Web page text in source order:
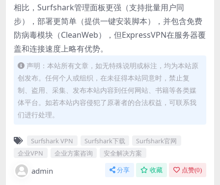
相比，Surfshark管理面板更强（支持批量用户同
步），部署更简单（提供一键安装脚本），并包含免费
防病毒模块（CleanWeb），但ExpressVPN在服务器覆
盖和连接速度上略有优势。
声明：本站所有文章，如无特殊说明或标注，均为本站原
创发布。任何个人或组织，在未征得本站同意时，禁止复
制、盗用、采集、发布本站内容到任何网站、书籍等各类媒
体平台。如若本站内容侵犯了原著者的合法权益，可联系我
们进行处理。
Surfshark VPN Surfshark下载
Surfshark官网
企业VPN
企业方案咨询 安全解决方案
admin 分享 收藏 点赞(0)